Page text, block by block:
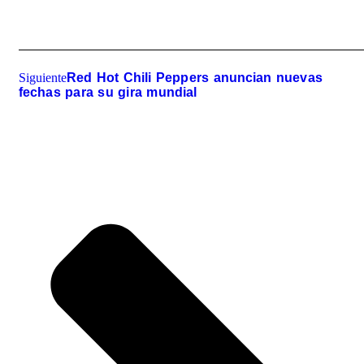
SiguienteRed Hot Chili Peppers anuncian nuevas
fechas para su gira mundial